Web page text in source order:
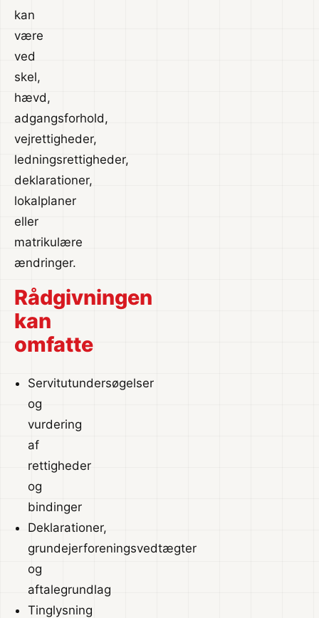
kan
være
ved
skel,
hævd,
adgangsforhold,
vejrettigheder,
ledningsrettigheder,
deklarationer,
lokalplaner
eller
matrikulære
ændringer.
Rådgivningen
kan
omfatte
Servitutundersøgelser
og
vurdering
af
rettigheder
og
bindinger
Deklarationer,
grundejerforeningsvedtægter
og
aftalegrundlag
Tinglysning